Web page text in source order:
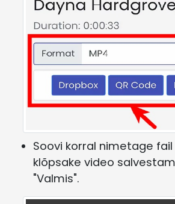
Soovi korral nimetage
klõpsake video
"Valmis".